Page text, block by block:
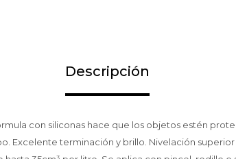
Descripción
con siliconas hace que los objetos estén
Excelente terminación y brillo. Nivelación